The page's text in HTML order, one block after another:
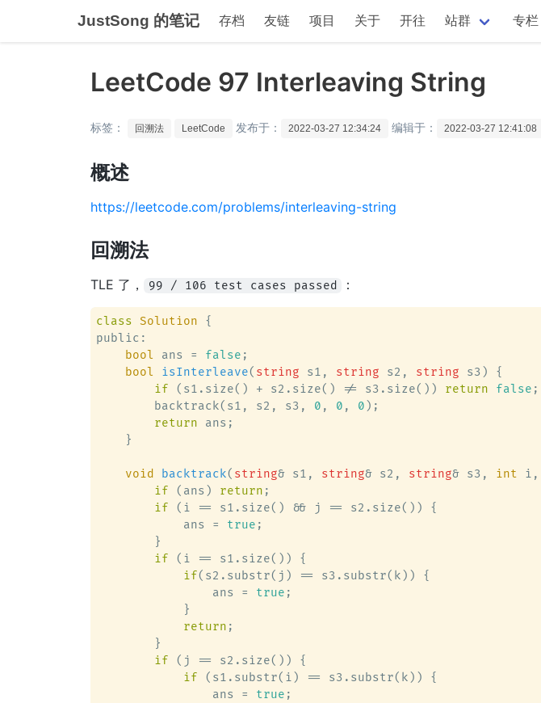
JustSong 的笔记 存档 友链 项目 关于 开往 站群 专栏
LeetCode 97 Interleaving String
标签： 回溯法 LeetCode 发布于： 2022-03-27 12:34:24 编辑于： 2022-03-27 12:41:08
概述
https://leetcode.com/problems/interleaving-string
回溯法
TLE 了， 99 / 106 test cases passed ：
class Solution {
public:
bool
ans = false ;
bool
isInterleave( string s1, string s2, string s3)
{
if (s1.size() + s2.size() != s3.size()) return false ;
        backtrack(s1, s2, s3,
0 , 0 , 0 );
return ans;
    }
void backtrack( string& s1, string& s2, string& s3, int i,
if (ans) return ;
if (i == s1.size() && j == s2.size()) {
            ans =
true ;
        }
if (i == s1.size()) {
if(s2.substr(j) == s3.substr(k)) {
                ans =
true ;
            }
return ;
        }
if (j == s2.size()) {
if (s1.substr(i) == s3.substr(k)) {
                ans =
true ;